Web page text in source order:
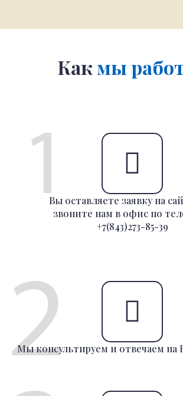
Какмы
Вы оставляете заявку на
звоните нам в офис по
+7(843)273-85-39
Мы консультируем и отвечаем на